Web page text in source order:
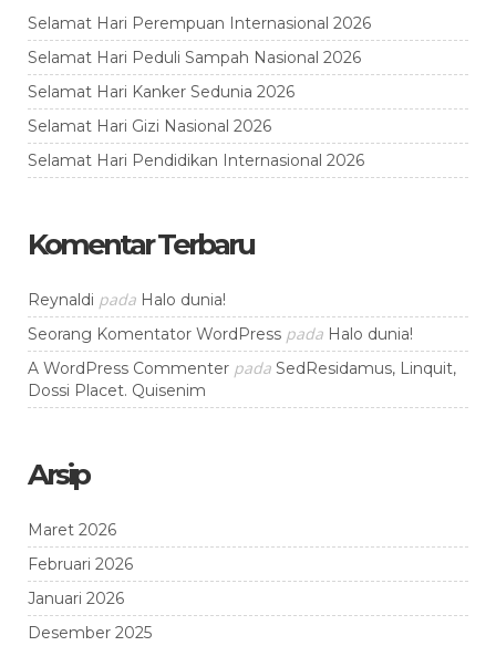
Selamat Hari Perempuan Internasional 2026
Selamat Hari Peduli Sampah Nasional 2026
Selamat Hari Kanker Sedunia 2026
Selamat Hari Gizi Nasional 2026
Selamat Hari Pendidikan Internasional 2026
Komentar Terbaru
Reynaldi pada Halo dunia!
Seorang Komentator WordPress pada Halo dunia!
A WordPress Commenter pada SedResidamus, Linquit,
Dossi Placet. Quisenim
Arsip
Maret 2026
Februari 2026
Januari 2026
Desember 2025